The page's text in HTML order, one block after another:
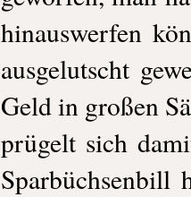
hinauswerfen
ausgelutscht
Geld in großen
prügelt sich
Sparbüchsenbill